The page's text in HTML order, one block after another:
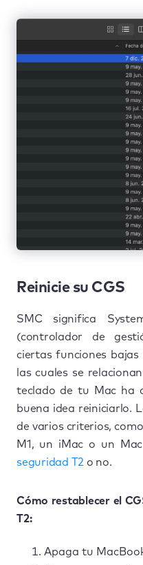
Reinicie su CGS
SMC significa
(controlador de
ciertas funciones
las cuales se
teclado de tu Mac ha
buena idea reiniciarlo.
de varios criterios,
M1, un iMac o un
seguridad T2 o no.
Cómo restablecer el
T2:
Apaga tu